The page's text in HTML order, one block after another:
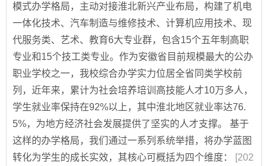
模式办学格局，主动对接淮北新兴产业布局，构建了机电
一体化技术、汽车制造与维修技术、计算机应用技术、现
代服务类、艺术、教育6大专业群，包含15个五年制高职
专业和15个技工类专业。作为安徽省目前规模最大的公办
职业学校之一，我校综合办学实力位居全省同类学校前
列，近年来，累计为社会培养培训高技能人才10万多人，
学生就业率保持在92%以上，其中淮北地区就业率达76.
5%，为地方经济社会发展提供了坚实的人才支撑。 基于
这样的办学格局，我们通过一系列系统举措，将办学蓝图
转化为学生的成长实效，其核心可概括为四个维度：
[202